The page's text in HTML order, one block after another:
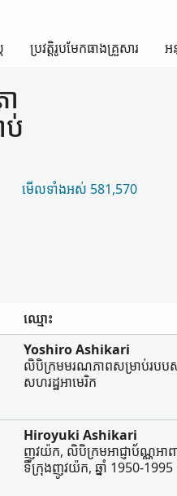
ប្រវត្តិរូប​មែកធាង​គ្រួសារ អ
ប់
មើល​ទាំងអស់ 581,570
ឈ្មោះ
Yoshiro Ashikari
លិបិក្រមមរណភាពសម្រាប់របប
សហរដ្ឋអាមេរិក
Hiroyuki Ashikari
ញូវយ៉ក, លិបិក្រមអាជ្ញាប័ណ្ណអ
ទីក្រុងញូវយ៉ក, ឆ្នាំ 1950-1995